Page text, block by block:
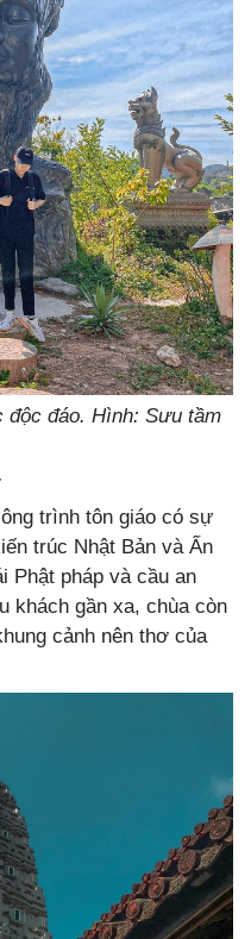
độc đáo. Hình: Sưu tầm
trình tôn giáo có sự
trúc Nhật Bản và Ấn
Phật pháp và cầu an
khách gần xa, chùa còn
cảnh nên thơ của